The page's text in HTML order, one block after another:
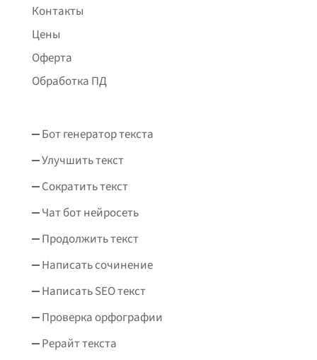
Контакты
Цены
Оферта
Обработка ПД
Бот генератор текста
Улучшить текст
Сократить текст
Чат бот нейросеть
Продолжить текст
Написать сочинение
Написать SEO текст
Проверка орфографии
Рерайт текста